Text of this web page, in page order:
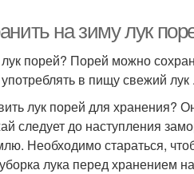
на зиму лук
лук порей? Порей можно
в пищу свежий лук .
лук порей для хранения?
следует до наступления
Необходимо стараться,
лука перед хранением